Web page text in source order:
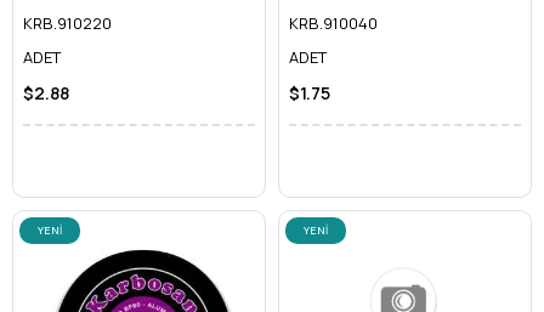
KRB.910220
ADET
$2.88
KRB.910040
ADET
$1.75
YENI
YENI